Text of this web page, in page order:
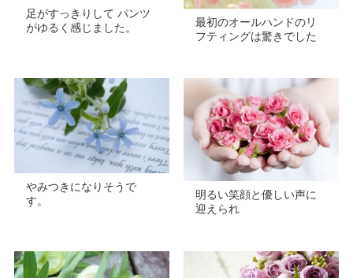
足がすっきりして パンツ
がゆるく感じました。
最初のオールハンドのリ
フティングは驚きでした
やみつきになりそうで
す。
明るい笑顔と優しい声に
迎えられ